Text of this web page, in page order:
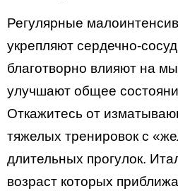
Регулярные
укрепляют сердечно-
благотворно влияют на
улучшают общее
Откажитесь от
тяжелых тренировок с
длительных прогулок.
возраст которых